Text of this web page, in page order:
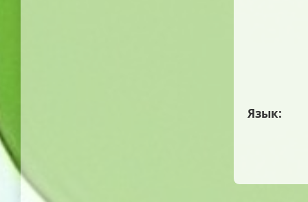
Язык: